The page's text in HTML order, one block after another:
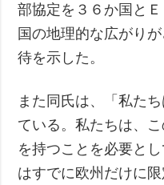
部協定を３６か国と
国の地理的な広がり
待を示した。
また同氏は、「私た
ている。私たちは、
を持つことを必要と
はすでに欧州だけに